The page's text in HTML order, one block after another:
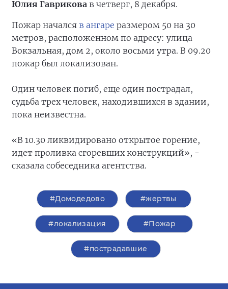
Юлия Гаврикова в четверг, 8 декабря.
Пожар начался в ангаре размером 50 на 30
метров, расположенном по адресу: улица
Вокзальная, дом 2, около восьми утра. В 09.20
пожар был локализован.
Один человек погиб, еще один пострадал,
судьба трех человек, находившихся в здании,
пока неизвестна.
«В 10.30 ликвидировано открытое горение,
идет проливка сгоревших конструкций», -
сказала собеседника агентства.
#Домодедово #жертвы
#локализация #Пожар
#пострадавшие